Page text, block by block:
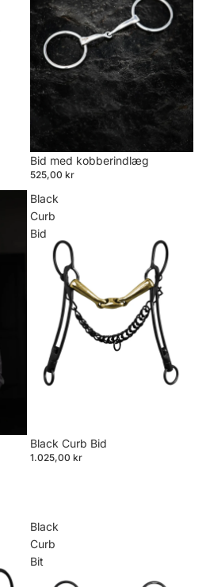
Bid med kobberindlæg
525,00 kr
Black
Curb
Bid
Black Curb Bid
1.025,00 kr
Black
Curb
Bit